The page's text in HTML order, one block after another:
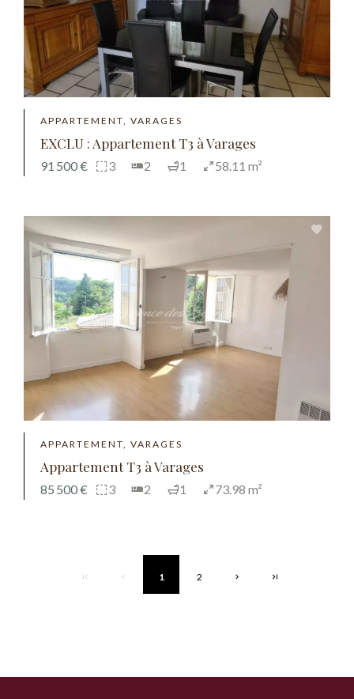
APPARTEMENT, VARAGES
EXCLU : Appartement T3 à Varages
91 500 € 3 2 1 58.11 m²
APPARTEMENT, VARAGES
Appartement T3 à Varages
85 500 € 3 2 1 73.98 m²
1 2